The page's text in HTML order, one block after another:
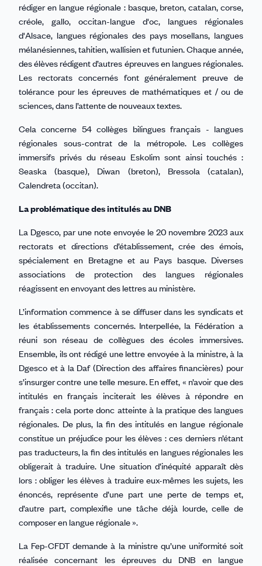
rédiger en langue régionale : basque, breton, catalan, corse,
créole, gallo, occitan-langue d'oc, langues régionales
d'Alsace, langues régionales des pays mosellans, langues
mélanésiennes, tahitien, wallisien et futunien. Chaque année,
des élèves rédigent d’autres épreuves en langues régionales.
Les rectorats concernés font généralement preuve de
tolérance pour les épreuves de mathématiques et / ou de
sciences, dans l’attente de nouveaux textes.
Cela concerne 54 collèges bilingues français - langues
régionales sous-contrat de la métropole. Les collèges
immersifs privés du réseau Eskolim sont ainsi touchés :
Seaska (basque), Diwan (breton), Bressola (catalan),
Calendreta (occitan).
La problématique des intitulés au DNB
La Dgesco, par une note envoyée le 20 novembre 2023 aux
rectorats et directions d’établissement, crée des émois,
spécialement en Bretagne et au Pays basque. Diverses
associations de protection des langues régionales
réagissent en envoyant des lettres au ministère.
L’information commence à se diffuser dans les syndicats et
les établissements concernés. Interpellée, la Fédération a
réuni son réseau de collègues des écoles immersives.
Ensemble, ils ont rédigé une lettre envoyée à la ministre, à la
Dgesco et à la Daf (Direction des affaires financières) pour
s’insurger contre une telle mesure. En effet, « n’avoir que des
intitulés en français inciterait les élèves à répondre en
français : cela porte donc atteinte à la pratique des langues
régionales. De plus, la fin des intitulés en langue régionale
constitue un préjudice pour les élèves : ces derniers n’étant
pas traducteurs, la fin des intitulés en langues régionales les
obligerait à traduire. Une situation d’inéquité apparaît dès
lors : obliger les élèves à traduire eux-mêmes les sujets, les
énoncés, représente d’une part une perte de temps et,
d’autre part, complexifie une tâche déjà lourde, celle de
composer en langue régionale ».
La Fep-CFDT demande à la ministre qu’une uniformité soit
réalisée concernant les épreuves du DNB en langue